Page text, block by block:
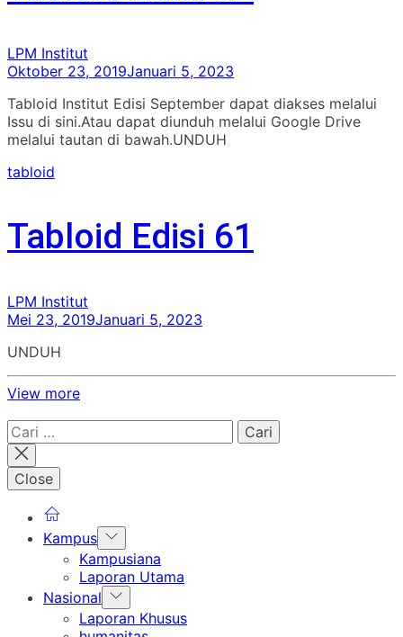
LPM Institut
Oktober 23, 2019Januari 5, 2023
Tabloid Institut Edisi September dapat diakses melalui
Issu di sini.Atau dapat diunduh melalui Google Drive
melalui tautan di bawah.UNDUH
tabloid
Tabloid Edisi 61
LPM Institut
Mei 23, 2019Januari 5, 2023
UNDUH
View more
Cari
untuk:
Close
Kampus Show
sub
menu
Kampusiana
Laporan Utama
Nasional Show
sub
menu
Laporan Khusus